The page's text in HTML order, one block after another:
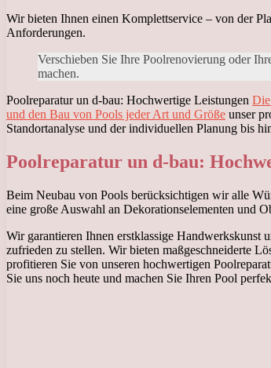
Wir bieten Ihnen einen Komplettservice – von der
Anforderungen.
Verschieben Sie Ihre Poolrenovierung oder
machen.
Poolreparatur un d-bau: Hochwertige Leistungen
und den Bau von Pools jeder Art und Größe unser
Standortanalyse und der individuellen Planung bis
Poolreparatur un d-bau:
Beim Neubau von Pools berücksichtigen wir alle
eine große Auswahl an Dekorationselementen und
Wir garantieren Ihnen erstklassige Handwerkskunst
zufrieden zu stellen. Wir bieten maßgeschneiderte
profitieren Sie von unseren hochwertigen
Sie uns noch heute und machen Sie Ihren Pool